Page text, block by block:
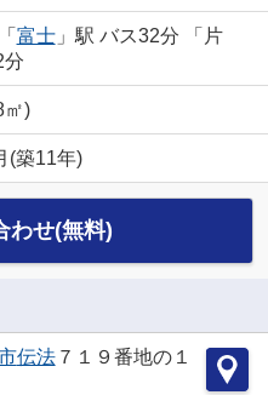
「 富士」駅 バス32分 「片
分
㎡)
(築11年)
わせ(無料)
伝法７１９番地の１